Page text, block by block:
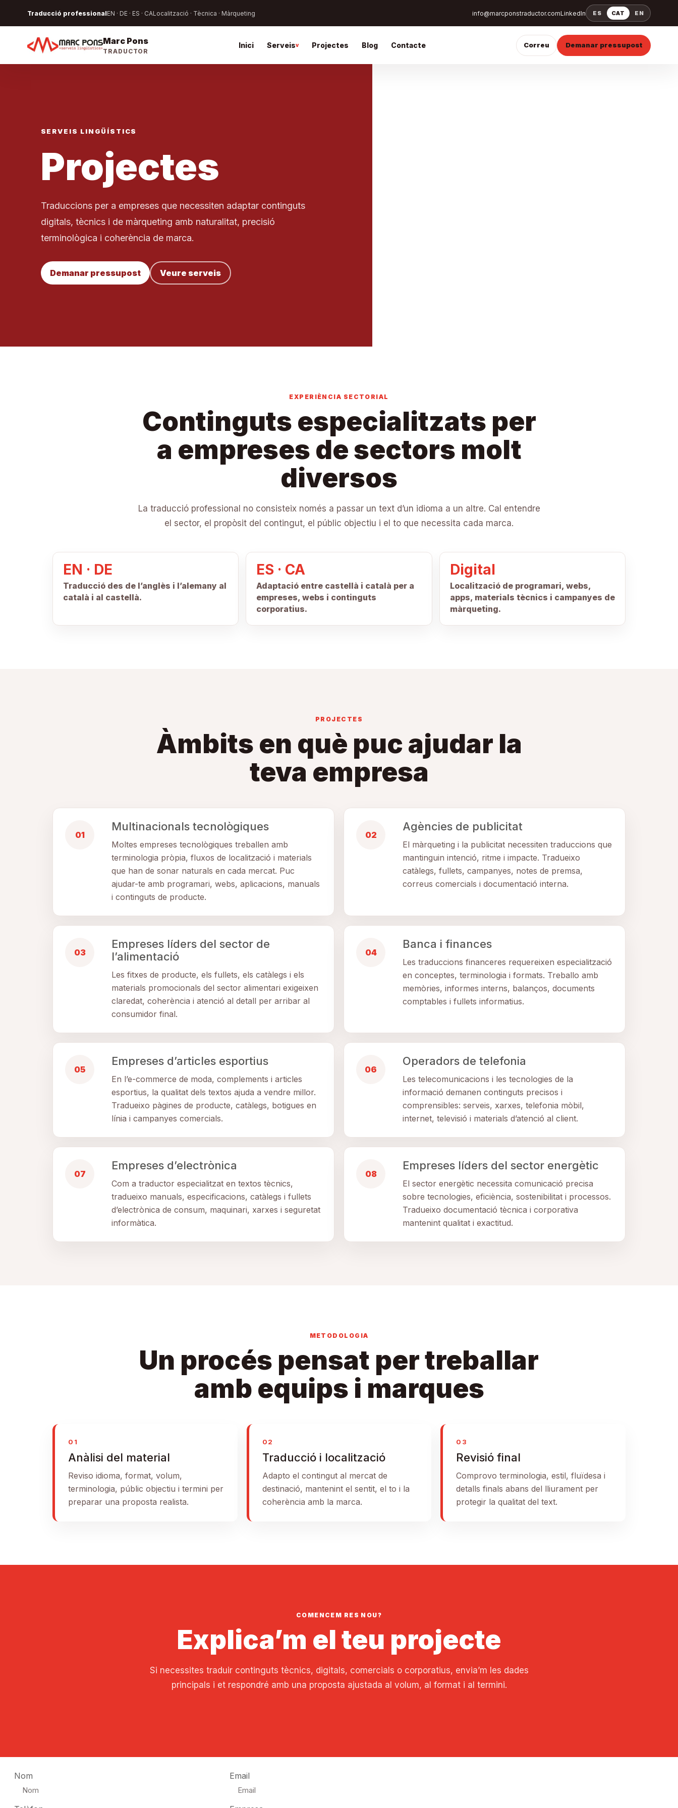
Traducció professionalEN · DE · ES · CALocalització · Tècnica · Màrqueting info@marcponstraductor.comLinkedIn ES CAT EN
Marc Pons
TRADUCTOR
Inici Serveis Projectes Blog Contacte Correu Demanar pressupost
SERVEIS LINGÜÍSTICS
Projectes
Traduccions per a empreses que necessiten adaptar continguts
digitals, tècnics i de màrqueting amb naturalitat, precisió
terminològica i coherència de marca.
Demanar pressupost Veure serveis
EXPERIÈNCIA SECTORIAL
Continguts especialitzats per
a empreses de sectors molt
diversos
La traducció professional no consisteix només a passar un text d’un idioma a un altre. Cal entendre
el sector, el propòsit del contingut, el públic objectiu i el to que necessita cada marca.
EN · DE
Traducció des de l’anglès i l’alemany al
català i al castellà.
ES · CA
Adaptació entre castellà i català per a
empreses, webs i continguts
corporatius.
Digital
Localització de programari, webs,
apps, materials tècnics i campanyes de
màrqueting.
PROJECTES
Àmbits en què puc ajudar la
teva empresa
01
Multinacionals tecnològiques
Moltes empreses tecnològiques treballen amb
terminologia pròpia, fluxos de localització i materials
que han de sonar naturals en cada mercat. Puc
ajudar-te amb programari, webs, aplicacions, manuals
i continguts de producte.
02
Agències de publicitat
El màrqueting i la publicitat necessiten traduccions que
mantinguin intenció, ritme i impacte. Tradueixo
catàlegs, fullets, campanyes, notes de premsa,
correus comercials i documentació interna.
03
Empreses líders del sector de
l’alimentació
Les fitxes de producte, els fullets, els catàlegs i els
materials promocionals del sector alimentari exigeixen
claredat, coherència i atenció al detall per arribar al
consumidor final.
04
Banca i finances
Les traduccions financeres requereixen especialització
en conceptes, terminologia i formats. Treballo amb
memòries, informes interns, balanços, documents
comptables i fullets informatius.
05
Empreses d’articles esportius
En l’e-commerce de moda, complements i articles
esportius, la qualitat dels textos ajuda a vendre millor.
Tradueixo pàgines de producte, catàlegs, botigues en
línia i campanyes comercials.
06
Operadors de telefonia
Les telecomunicacions i les tecnologies de la
informació demanen continguts precisos i
comprensibles: serveis, xarxes, telefonia mòbil,
internet, televisió i materials d’atenció al client.
07
Empreses d’electrònica
Com a traductor especialitzat en textos tècnics,
tradueixo manuals, especificacions, catàlegs i fullets
d’electrònica de consum, maquinari, xarxes i seguretat
informàtica.
08
Empreses líders del sector energètic
El sector energètic necessita comunicació precisa
sobre tecnologies, eficiència, sostenibilitat i processos.
Tradueixo documentació tècnica i corporativa
mantenint qualitat i exactitud.
METODOLOGIA
Un procés pensat per treballar
amb equips i marques
01
Anàlisi del material
Reviso idioma, format, volum,
terminologia, públic objectiu i termini per
preparar una proposta realista.
02
Traducció i localització
Adapto el contingut al mercat de
destinació, mantenint el sentit, el to i la
coherència amb la marca.
03
Revisió final
Comprovo terminologia, estil, fluïdesa i
detalls finals abans del lliurament per
protegir la qualitat del text.
COMENCEM RES NOU?
Explica’m el teu projecte
Si necessites traduir continguts tècnics, digitals, comercials o corporatius, envia’m les dades
principals i et respondré amb una proposta ajustada al volum, al format i al termini.
Nom Email